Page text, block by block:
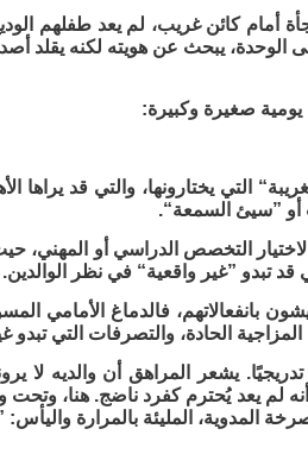
أمام كائن غريب، لم يعد طفلهم
الوحدة، يبحث عن هويته لكنه يقلد
صغيرة وكبيرة:
التي يختارونها، والتي قد يراها
أو ”سيئ السمعة“.
التخصص الدراسي أو المهني،
قد تبدو ”غير واقعية“ في نظر الوالدين.
بانفعالاتهم، فالدماغ الأمامي
الحادة، والتصرفات التي تبدو
تدريجيًا. يشعر المراهق أن والديه
لم يعد يُحترم كفرد ناضج. هنا،
المدوية، المليئة بالمرارة